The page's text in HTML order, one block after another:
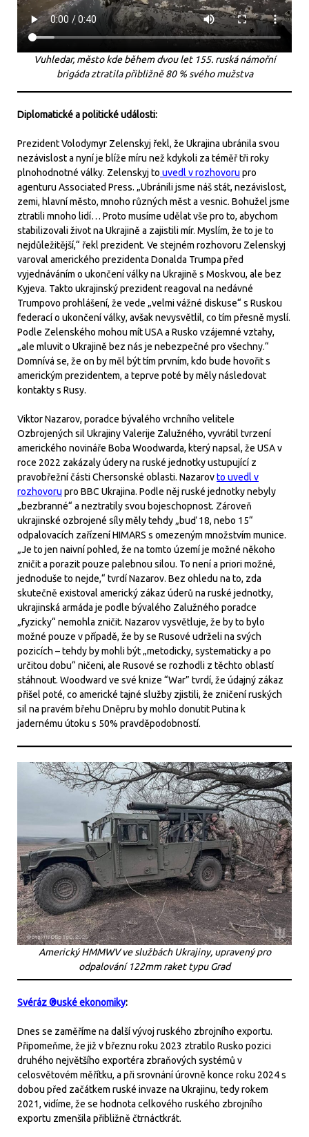
Vuhledar, město kde během dvou let 155. ruská námořní
brigáda ztratila přibližně 80 % svého mužstva
Diplomatické a politické události:
Prezident Volodymyr Zelenskyj řekl, že Ukrajina ubránila svou
nezávislost a nyní je blíže míru než kdykoli za téměř tři roky
plnohodnotné války. Zelenskyj to uvedl v rozhovoru pro
agenturu Associated Press. „Ubránili jsme náš stát, nezávislost,
zemi, hlavní město, mnoho různých měst a vesnic. Bohužel jsme
ztratili mnoho lidí… Proto musíme udělat vše pro to, abychom
stabilizovali život na Ukrajině a zajistili mír. Myslím, že to je to
nejdůležitější,“ řekl prezident. Ve stejném rozhovoru Zelenskyj
varoval amerického prezidenta Donalda Trumpa před
vyjednáváním o ukončení války na Ukrajině s Moskvou, ale bez
Kyjeva. Takto ukrajinský prezident reagoval na nedávné
Trumpovo prohlášení, že vede „velmi vážné diskuse“ s Ruskou
federací o ukončení války, avšak nevysvětlil, co tím přesně myslí.
Podle Zelenského mohou mít USA a Rusko vzájemné vztahy,
„ale mluvit o Ukrajině bez nás je nebezpečné pro všechny.“
Domnívá se, že on by měl být tím prvním, kdo bude hovořit s
americkým prezidentem, a teprve poté by měly následovat
kontakty s Rusy.
Viktor Nazarov, poradce bývalého vrchního velitele
Ozbrojených sil Ukrajiny Valerije Zalužného, vyvrátil tvrzení
amerického novináře Boba Woodwarda, který napsal, že USA v
roce 2022 zakázaly údery na ruské jednotky ustupující z
pravobřežní části Chersonské oblasti. Nazarovto uvedl v
rozhovoru pro BBC Ukrajina. Podle něj ruské jednotky nebyly
„bezbranné“ a neztratily svou bojeschopnost. Zároveň
ukrajinské ozbrojené síly měly tehdy „buď 18, nebo 15“
odpalovacích zařízení HIMARS s omezeným množstvím munice.
„Je to jen naivní pohled, že na tomto území je možné někoho
zničit a porazit pouze palebnou silou. To není a priori možné,
jednoduše to nejde,“ tvrdí Nazarov. Bez ohledu na to, zda
skutečně existoval americký zákaz úderů na ruské jednotky,
ukrajinská armáda je podle bývalého Zalužného poradce
„fyzicky“ nemohla zničit. Nazarov vysvětluje, že by to bylo
možné pouze v případě, že by se Rusové udrželi na svých
pozicích – tehdy by mohli být „metodicky, systematicky a po
určitou dobu“ ničeni, ale Rusové se rozhodli z těchto oblastí
stáhnout. Woodward ve své knize “War” tvrdí, že údajný zákaz
přišel poté, co americké tajné služby zjistili, že zničení ruských
sil na pravém břehu Dněpru by mohlo donutit Putina k
jadernému útoku s 50% pravděpodobností.
Americký HMMWV ve službách Ukrajiny, upravený pro
odpalování 122mm raket typu Grad
Svéráz ®uské ekonomiky:
Dnes se zaměříme na další vývoj ruského zbrojního exportu.
Připomeňme, že již v březnu roku 2023 ztratilo Rusko pozici
druhého největšího exportéra zbraňových systémů v
celosvětovém měřítku, a při srovnání úrovně konce roku 2024 s
dobou před začátkem ruské invaze na Ukrajinu, tedy rokem
2021, vidíme, že se hodnota celkového ruského zbrojního
exportu zmenšila přibližně čtrnáctkrát.